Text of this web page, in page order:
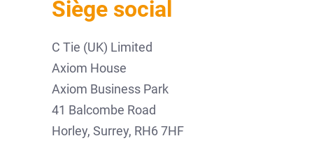
Siège social
C Tie (UK) Limited
Axiom House
Axiom Business Park
41 Balcombe Road
Horley, Surrey, RH6 7HF